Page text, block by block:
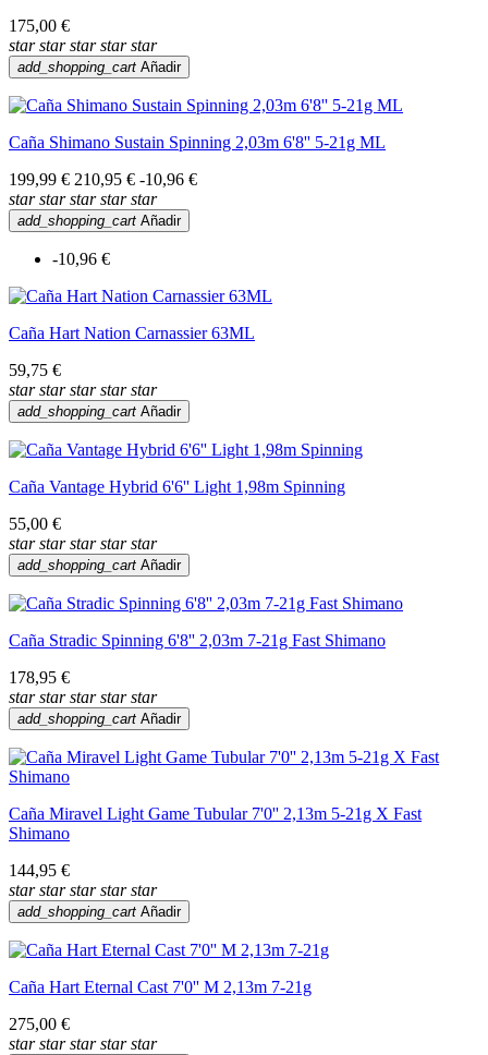
175,00 €
star star star star star
add_shopping_cart Añadir
Caña Shimano Sustain Spinning 2,03m 6'8'' 5-21g ML
199,99 € 210,95 € -10,96 €
star star star star star
add_shopping_cart Añadir
-10,96 €
Caña Hart Nation Carnassier 63ML
59,75 €
star star star star star
add_shopping_cart Añadir
Caña Vantage Hybrid 6'6'' Light 1,98m Spinning
55,00 €
star star star star star
add_shopping_cart Añadir
Caña Stradic Spinning 6'8'' 2,03m 7-21g Fast Shimano
178,95 €
star star star star star
add_shopping_cart Añadir
Caña Miravel Light Game Tubular 7'0'' 2,13m 5-21g X Fast
Shimano
144,95 €
star star star star star
add_shopping_cart Añadir
Caña Hart Eternal Cast 7'0'' M 2,13m 7-21g
275,00 €
star star star star star